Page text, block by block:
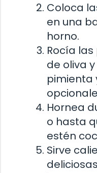
Coloca
en una
horno.
Rocía
de oliva
pimienta
Hornea
o hasta
estén
Sirve